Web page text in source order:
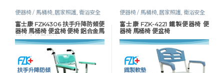
便器椅 / 馬桶椅, 居家照護, 衛浴安全
富士康 FZK4306 扶手升降防傾便
器椅 馬桶椅 便盆椅 便椅 鋁合金馬
桶椅 有輪馬桶椅
便器椅 / 馬桶椅, 居家照護, 衛浴安全
富士康 FZK-4221 鐵製便器椅 便
器椅 馬桶椅 便盆椅